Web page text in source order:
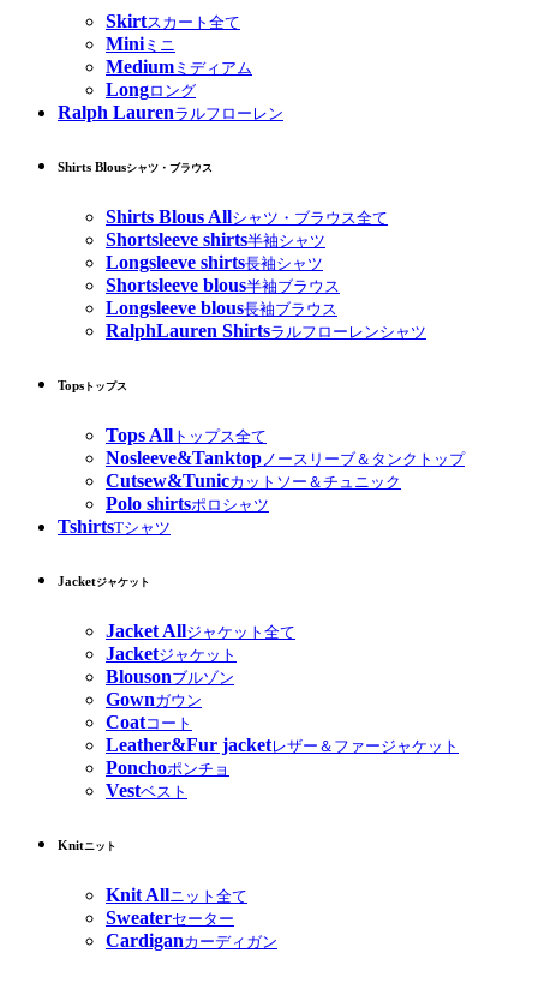
Skirtスカート全て
Miniミニ
Medium ミディアム
Longロング
Ralph Laurenラルフローレン
Shirts Blousシャツ・ブラウス
Shirts Blous Allシャツ・ブラウス全て
Shortsleeve shirts半袖シャツ
Longsleeve shirts長袖シャツ
Shortsleeve blous半袖ブラウス
Longsleeve blous長袖ブラウス
RalphLauren Shirtsラルフローレンシャツ
Tops トップス
Tops All トップス全て
Nosleeve&Tanktop ノースリーブ＆タンクトップ
Cutsew&Tunicカットソー＆チュニック
Polo shirtsポロシャツ
TshirtsTシャツ
Jacketジャケット
Jacket Allジャケット全て
Jacketジャケット
Blousonブルゾン
Gownガウン
Coatコート
Leather&Fur jacketレザー＆ファージャケット
Ponchoポンチョ
Vestベスト
Knitニット
Knit Allニット全て
Sweaterセーター
Cardiganカーディガン